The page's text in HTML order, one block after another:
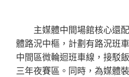
主媒體中間場館核心還配
體路況中樞，計劃有路況班
中間區微輪迴班車線，接駁
三年夜賽區。同時，為媒體